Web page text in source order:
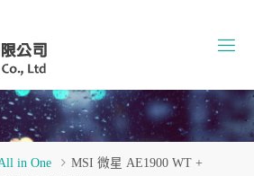
in One
MSI 微星 AE1900 WT +